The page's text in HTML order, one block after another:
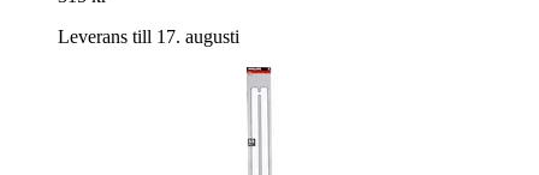
Leverans till 17. augusti